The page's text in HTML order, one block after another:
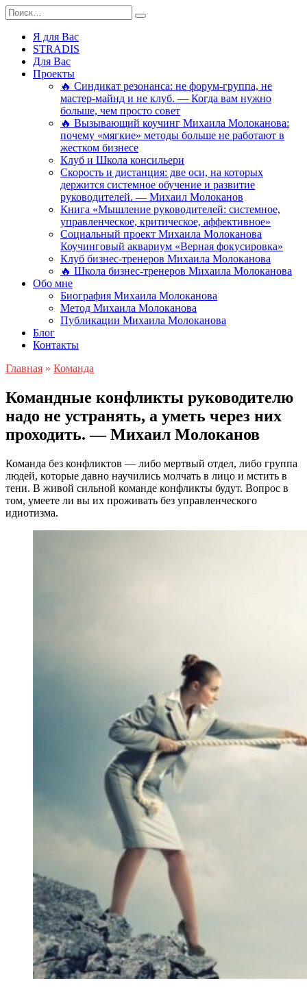
Перейти
к
содержанию
Search
for:
Я для Вас
STRADIS
Для Вас
Проекты
🔥 Синдикат резонанса: не форум-группа, не
мастер-майнд и не клуб. — Когда вам нужно
больше, чем просто совет
🔥 Вызывающий коучинг Михаила Молоканова:
почему «мягкие» методы больше не работают в
жестком бизнесе
Клуб и Школа консильери
Скорость и дистанция: две оси, на которых
держится системное обучение и развитие
руководителей. — Михаил Молоканов
Книга «Мышление руководителей: системное,
управленческое, критическое, аффективное»
Социальный проект Михаила Молоканова
Коучинговый аквариум «Верная фокусировка»
Клуб бизнес-тренеров Михаила Молоканова
🔥 Школа бизнес-тренеров Михаила Молоканова
Обо мне
Биография Михаила Молоканова
Метод Михаила Молоканова
Публикации Михаила Молоканова
Блог
Контакты
Главная » Команда
Командные конфликты руководителю
надо не устранять, а уметь через них
проходить. — Михаил Молоканов
Команда без конфликтов — либо мертвый отдел, либо группа
людей, которые давно научились молчать в лицо и мстить в
тени. В живой сильной команде конфликты будут. Вопрос в
том, умеете ли вы их проживать без управленческого
идиотизма.